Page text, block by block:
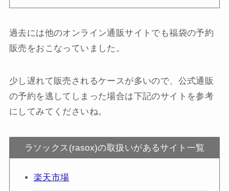
過去には他のオンライン通販サイトでも福袋の予約
販売をおこなっていました。
少し遅れて販売されるケースが多いので、公式通販
の予約を逃してしまった場合は下記のサイトを参考
にしてみてくださいね。
ラソックス(rasox)の取扱いがあるサイト一覧
楽天市場